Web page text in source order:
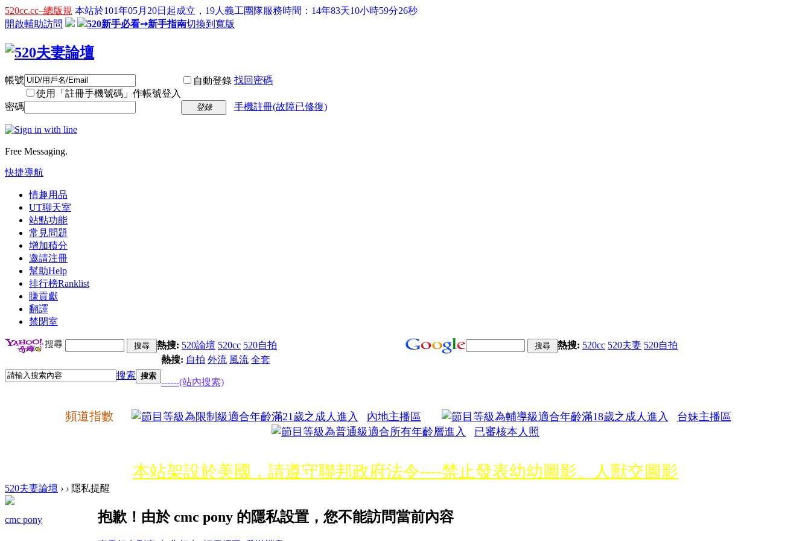
520cc.cc–總版規 本站於101年05月20日起成立，19人義工團隊服務時間：14年83天10小時59分26秒
開啟輔助訪問
520新手必看➙新手指南切換到寬版
帳號
使用「註冊手機號碼」作帳號登入
自動登錄 找回密碼
密碼 登錄 手機註冊(故障已修復)
Free Messaging.
快捷導航
情趣用品
UT聊天室
站點功能
常見問題
增加積分
邀請注冊
幫助Help
排行榜Ranklist
賺貢獻
翻譯
禁閉室
熱搜: 520論壇 520cc 520自拍 熱搜: 520cc 520夫妻 520自拍
搜索 搜索
熱搜: 自拍 外流 風流 全套
------(站內搜索)
頻道指數 內地主播區
台妹主播區
已審核本人照
本站架設於美國，請遵守聯邦政府法令----禁止發表幼幼圖影、人獸交圖影
網路詐騙多﹗會員遇見詐騙行為，我們將主動將詐騙者的歷程資料提供給警方
嚴禁假聯誼之名斂財詐騙或性交易，活動勿違法勿涉毒品，如經舉報屬實將禁訪
520夫妻論壇 › › 隱私提醒
cmc pony 抱歉！由於 cmc pony 的隱私設置，您不能訪問當前內容